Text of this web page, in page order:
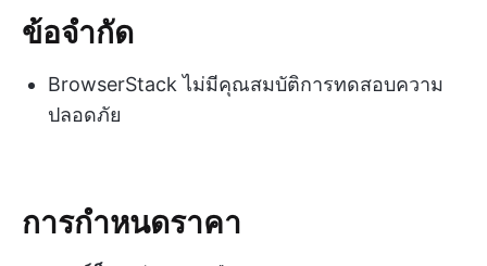
ข้อจำกัด
BrowserStack ไม่มีคุณสมบัติการทดสอบความ
ปลอดภัย
การกำหนดราคา